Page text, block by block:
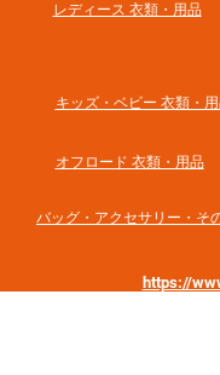
​レディース 衣類・用品
キッズ・ベビー 衣類・
オフロード 衣類・用品
バッグ・アクセサリー・そ
https://